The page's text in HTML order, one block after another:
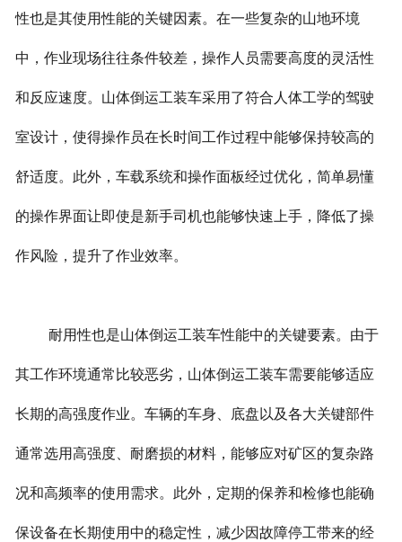
性也是其使用性能的关键因素。在一些复杂的山地环境
中，作业现场往往条件较差，操作人员需要高度的灵活性
和反应速度。山体倒运工装车采用了符合人体工学的驾驶
室设计，使得操作员在长时间工作过程中能够保持较高的
舒适度。此外，车载系统和操作面板经过优化，简单易懂
的操作界面让即使是新手司机也能够快速上手，降低了操
作风险，提升了作业效率。
耐用性也是山体倒运工装车性能中的关键要素。由于
其工作环境通常比较恶劣，山体倒运工装车需要能够适应
长期的高强度作业。车辆的车身、底盘以及各大关键部件
通常选用高强度、耐磨损的材料，能够应对矿区的复杂路
况和高频率的使用需求。此外，定期的保养和检修也能确
保设备在长期使用中的稳定性，减少因故障停工带来的经